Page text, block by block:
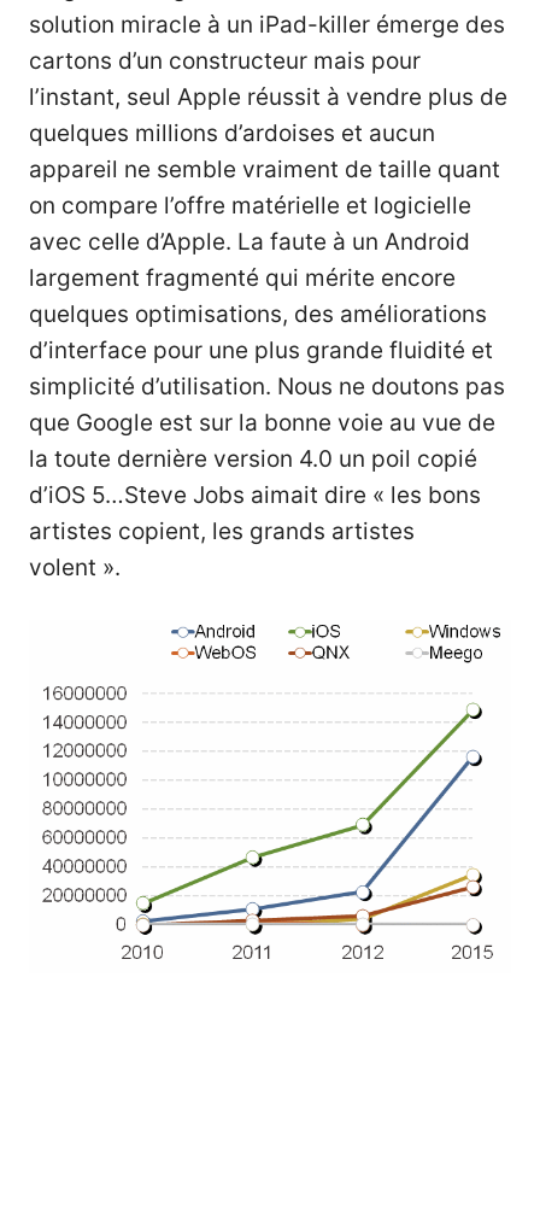
solution miracle à un iPad-killer émerge des
cartons d’un constructeur mais pour
l’instant, seul Apple réussit à vendre plus de
quelques millions d’ardoises et aucun
appareil ne semble vraiment de taille quant
on compare l’offre matérielle et logicielle
avec celle d’Apple. La faute à un Android
largement fragmenté qui mérite encore
quelques optimisations, des améliorations
d’interface pour une plus grande fluidité et
simplicité d’utilisation. Nous ne doutons pas
que Google est sur la bonne voie au vue de
la toute dernière version 4.0 un poil copié
d’iOS 5…Steve Jobs aimait dire « les bons
artistes copient, les grands artistes
volent ».